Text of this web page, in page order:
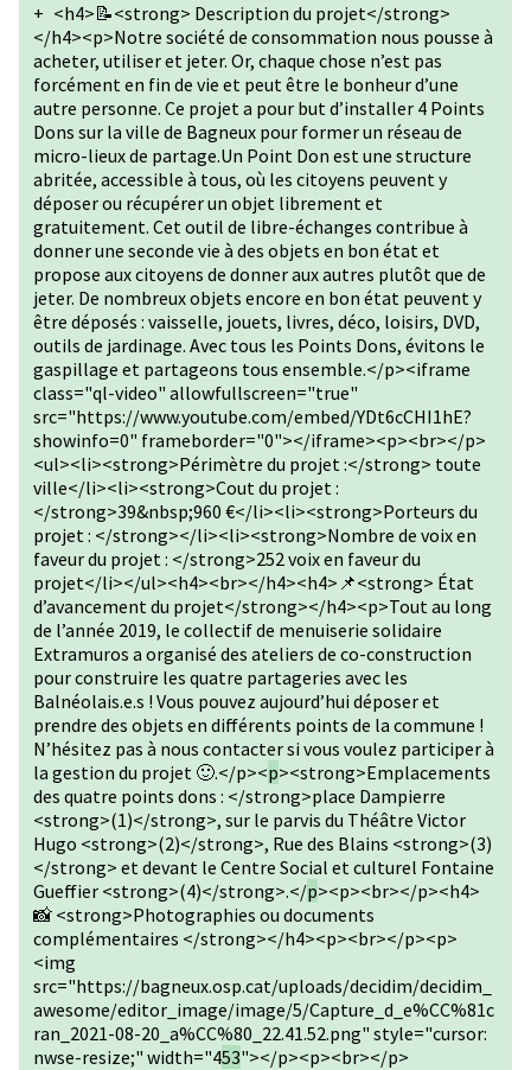
+ <h4>📝<strong> Description du projet</strong>
</h4><p>Notre société de consommation nous pousse à
acheter, utiliser et jeter. Or, chaque chose n’est pas
forcément en fin de vie et peut être le bonheur d’une
autre personne. Ce projet a pour but d’installer 4 Points
Dons sur la ville de Bagneux pour former un réseau de
micro-lieux de partage.Un Point Don est une structure
abritée, accessible à tous, où les citoyens peuvent y
déposer ou récupérer un objet librement et
gratuitement. Cet outil de libre-échanges contribue à
donner une seconde vie à des objets en bon état et
propose aux citoyens de donner aux autres plutôt que de
jeter. De nombreux objets encore en bon état peuvent y
être déposés : vaisselle, jouets, livres, déco, loisirs, DVD,
outils de jardinage. Avec tous les Points Dons, évitons le
gaspillage et partageons tous ensemble.</p><iframe
class="ql-video" allowfullscreen="true"
src="https://www.youtube.com/embed/YDt6cCHI1hE?
showinfo=0" frameborder="0"></iframe><p><br></p>
<ul><li><strong>Périmètre du projet :</strong> toute
ville</li><li><strong>Cout du projet :
</strong>39&nbsp;960 €</li><li><strong>Porteurs du
projet : </strong></li><li><strong>Nombre de voix en
faveur du projet : </strong>252 voix en faveur du
projet</li></ul><h4><br></h4><h4>📌<strong> État
d’avancement du projet</strong></h4><p>Tout au long
de l’année 2019, le collectif de menuiserie solidaire
Extramuros a organisé des ateliers de co-construction
pour construire les quatre partageries avec les
Balnéolais.e.s ! Vous pouvez aujourd’hui déposer et
prendre des objets en différents points de la commune !
N’hésitez pas à nous contacter si vous voulez participer à
la gestion du projet 🙂.</p><p><strong>Emplacements
des quatre points dons : </strong>place Dampierre
<strong>(1)</strong>, sur le parvis du Théâtre Victor
Hugo <strong>(2)</strong>, Rue des Blains <strong>(3)
</strong> et devant le Centre Social et culturel Fontaine
Gueffier <strong>(4)</strong>.</p><p><br></p><h4>
📸 <strong>Photographies ou documents
complémentaires </strong></h4><p><br></p><p>
<img
src="https://bagneux.osp.cat/uploads/decidim/decidim_
awesome/editor_image/image/5/Capture_d_e%CC%81c
ran_2021-08-20_a%CC%80_22.41.52.png" style="cursor:
nwse-resize;" width="453"></p><p><br></p>